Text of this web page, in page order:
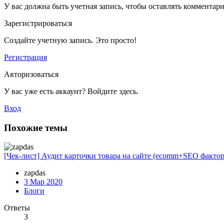
У вас должна быть учетная запись, чтобы оставлять
Зарегистрироваться
Создайте учетную запись. Это просто!
Регистрация
Авторизоваться
У вас уже есть аккаунт? Войдите здесь.
Вход
Похожие темы
[Чек-лист] Аудит карточки товара на сайте (ecomm+SEO
zapdas
3 Мар 2020
Блоги
Ответы
3